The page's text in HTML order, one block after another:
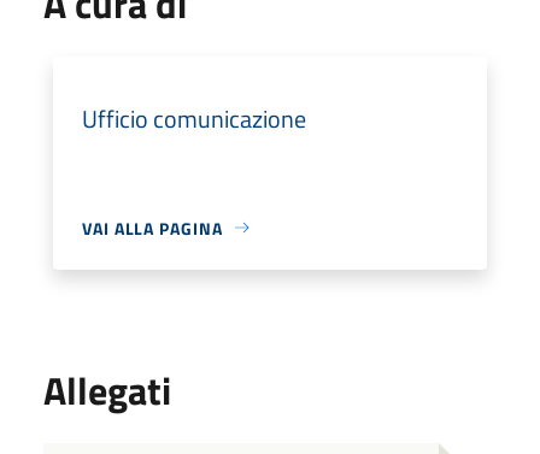
Ufficio comunicazione
VAI ALLA PAGINA
Allegati